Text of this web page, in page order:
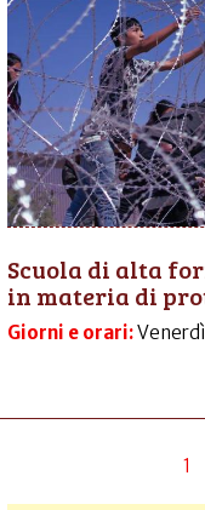
Scuola di alta
in materia di
Giorni e orari:
1